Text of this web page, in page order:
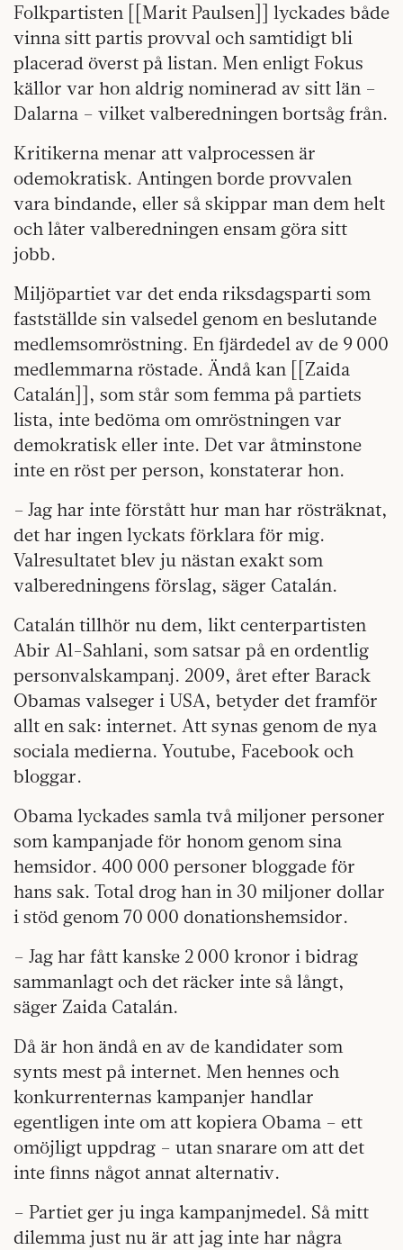
Folkpartisten [[Marit Paulsen]] lyckades både
vinna sitt partis provval och samtidigt bli
placerad överst på listan. Men enligt Fokus
källor var hon aldrig nominerad av sitt län –
Dalarna – vilket valberedningen bortsåg från.
Kritikerna menar att valprocessen är
odemokratisk. Antingen borde provvalen
vara bindande, eller så skippar man dem helt
och låter valberedningen ensam göra sitt
jobb.
Miljöpartiet var det enda riksdagsparti som
fastställde sin valsedel genom en beslutande
medlemsomröstning. En fjärdedel av de 9 000
medlemmarna röstade. Ändå kan [[Zaida
Catalán]], som står som femma på partiets
lista, inte bedöma om omröstningen var
demokratisk eller inte. Det var åtminstone
inte en röst per person, konstaterar hon.
– Jag har inte förstått hur man har rösträknat,
det har ingen lyckats förklara för mig.
Valresultatet blev ju nästan exakt som
valberedningens förslag, säger Catalán.
Catalán tillhör nu dem, likt centerpartisten
Abir Al-Sahlani, som satsar på en ordentlig
personvalskampanj. 2009, året efter Barack
Obamas valseger i USA, betyder det framför
allt en sak: internet. Att synas genom de nya
sociala medierna. Youtube, Facebook och
bloggar.
Obama lyckades samla två miljoner personer
som kampanjade för honom genom sina
hemsidor. 400 000 personer bloggade för
hans sak. Total drog han in 30 miljoner dollar
i stöd genom 70 000 donationshemsidor.
– Jag har fått kanske 2 000 kronor i bidrag
sammanlagt och det räcker inte så långt,
säger Zaida Catalán.
Då är hon ändå en av de kandidater som
synts mest på internet. Men hennes och
konkurrenternas kampanjer handlar
egentligen inte om att kopiera Obama – ett
omöjligt uppdrag – utan snarare om att det
inte finns något annat alternativ.
– Partiet ger ju inga kampanjmedel. Så mitt
dilemma just nu är att jag inte har några